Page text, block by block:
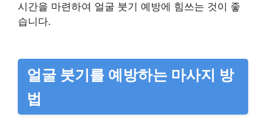
시간을 마련하여 얼굴 붓기 예방에 힘쓰는 것이 좋
습니다.
얼굴 붓기를 예방하는 마사지 방
법